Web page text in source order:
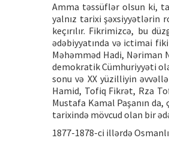
Amma təssüflər olsun ki,
yalnız tarixi şəxsiyyətlərin
keçırılır. Fikrimizcə, bu
ədəbiyyatında və ictimai
Məhəmməd Hadi, Nəriman
demokratik Cümhuriyyəti
sonu və XX yüzilliyin
Hamid, Tofiq Fikrət, Rza
Mustafa Kamal Paşanın
tarixində mövcud olan bir
1877-1878-ci illərdə